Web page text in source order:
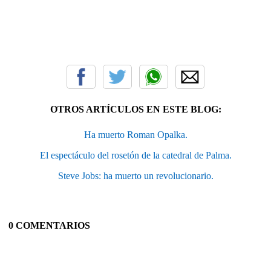
OTROS ARTÍCULOS EN ESTE BLOG:
Ha muerto Roman Opalka.
El espectáculo del rosetón de la catedral de Palma.
Steve Jobs: ha muerto un revolucionario.
0 COMENTARIOS